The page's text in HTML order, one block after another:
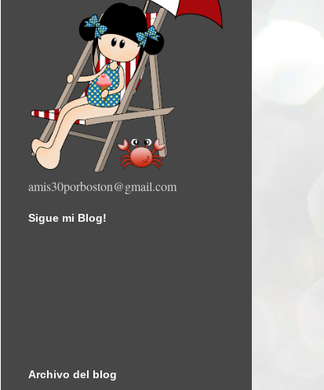
amis30porboston@gmail.com
Sigue mi Blog!
Archivo del blog